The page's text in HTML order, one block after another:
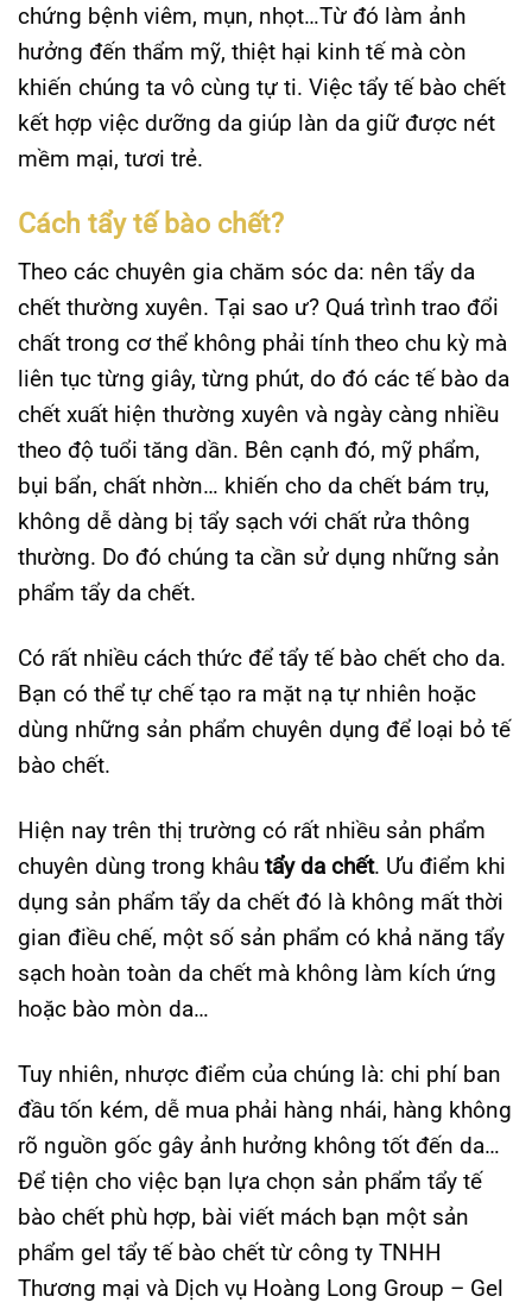
chứng bệnh viêm, mụn, nhọt…Từ đó làm ảnh
hưởng đến thẩm mỹ, thiệt hại kinh tế mà còn
khiến chúng ta vô cùng tự ti. Việc tẩy tế bào chết
kết hợp việc dưỡng da giúp làn da giữ được nét
mềm mại, tươi trẻ.
Cách tẩy tế bào chết?
Theo các chuyên gia chăm sóc da: nên tẩy da
chết thường xuyên. Tại sao ư? Quá trình trao đổi
chất trong cơ thể không phải tính theo chu kỳ mà
liên tục từng giây, từng phút, do đó các tế bào da
chết xuất hiện thường xuyên và ngày càng nhiều
theo độ tuổi tăng dần. Bên cạnh đó, mỹ phẩm,
bụi bẩn, chất nhờn… khiến cho da chết bám trụ,
không dễ dàng bị tẩy sạch với chất rửa thông
thường. Do đó chúng ta cần sử dụng những sản
phẩm tẩy da chết.
Có rất nhiều cách thức để tẩy tế bào chết cho da.
Bạn có thể tự chế tạo ra mặt nạ tự nhiên hoặc
dùng những sản phẩm chuyên dụng để loại bỏ tế
bào chết.
Hiện nay trên thị trường có rất nhiều sản phẩm
chuyên dùng trong khâu tẩy da chết. Ưu điểm khi
dụng sản phẩm tẩy da chết đó là không mất thời
gian điều chế, một số sản phẩm có khả năng tẩy
sạch hoàn toàn da chết mà không làm kích ứng
hoặc bào mòn da…
Tuy nhiên, nhược điểm của chúng là: chi phí ban
đầu tốn kém, dễ mua phải hàng nhái, hàng không
rõ nguồn gốc gây ảnh hưởng không tốt đến da…
Để tiện cho việc bạn lựa chọn sản phẩm tẩy tế
bào chết phù hợp, bài viết mách bạn một sản
phẩm gel tẩy tế bào chết từ công ty TNHH
Thương mại và Dịch vụ Hoàng Long Group – Gel